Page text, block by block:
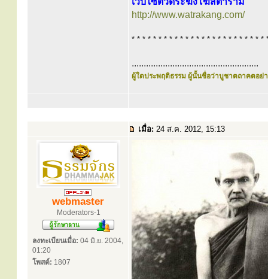
http://www.watrakang.com/
* * * * * * * * * * * * * * * * * * * * * * * * *
.....................................................
ผู้ใดประพฤติธรรม ผู้นั้นชื่อว่าบูชาตถาคตอย่า
เมื่อ: 24 ส.ค. 2012, 15:13
webmaster
Moderators-1
ลงทะเบียนเมื่อ: 04 มิ.ย. 2004,
01:20
โพสต์: 1807